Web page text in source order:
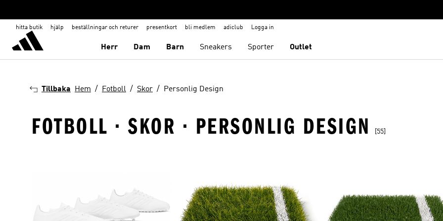
hitta butik hjälp beställningar och returer presentkort bli medlem adiclub Logga in
Herr Dam Barn Sneakers Sporter Outlet
Tillbaka Hem Fotboll Skor Personlig Design
FOTBOLL · SKOR · PERSONLIG DESIGN [55]